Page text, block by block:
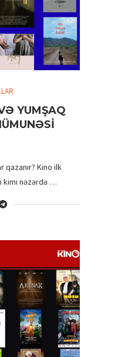
YUMŞAQ
qazanır? Kino ilk
kimi nəzərdə …
EMİL NƏCƏFOV –